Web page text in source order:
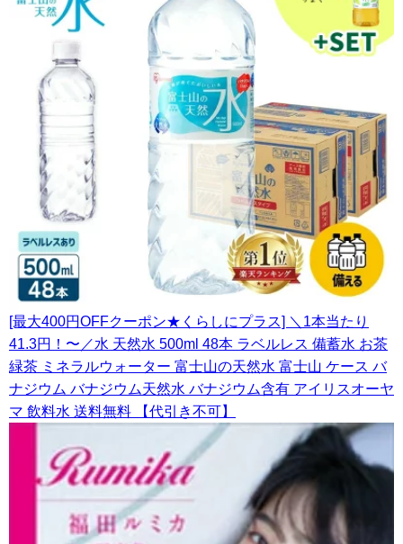
[最大400円OFFクーポン★くらしにプラス] ＼1本当たり
41.3円！〜／水 天然水 500ml 48本 ラベルレス 備蓄水 お茶
緑茶 ミネラルウォーター 富士山の天然水 富士山 ケース バ
ナジウム バナジウム天然水 バナジウム含有 アイリスオーヤ
マ 飲料水 送料無料 【代引き不可】